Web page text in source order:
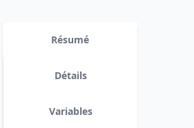
Résumé
Détails
Variables